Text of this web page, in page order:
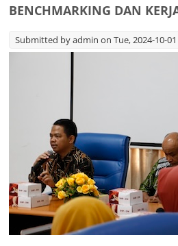
BENCHMARKING DAN
Submitted byadmin on Tue, 2024-10-